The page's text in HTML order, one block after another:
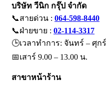
บริษัท วีนิก กรุ๊ป จำกัด
📞สายด่วน : 064-598-8440
📞ฝ่ายขาย : 02-114-3317
🕒เวลาทำการ: จันทร์ – ศุกร์
📅เสาร์ 9.00 – 13.00 น.
สาขาหน้าร้าน